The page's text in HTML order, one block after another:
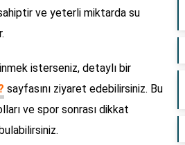
ve yeterli miktarda su
isterseniz, detaylı bir
sayfasını ziyaret edebilirsiniz. Bu
ve spor sonrası dikkat